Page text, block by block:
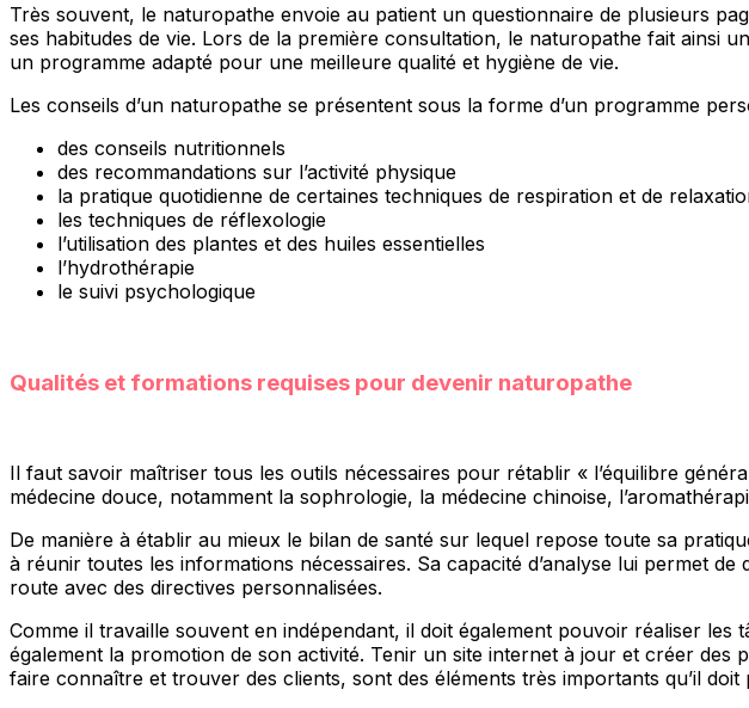
Très souvent, le naturopathe envoie au patient un questionnaire de plusieurs
ses habitudes de vie. Lors de la première consultation, le naturopathe fait ainsi
un programme adapté pour une meilleure qualité et hygiène de vie.
Les conseils d’un naturopathe se présentent sous la forme d’un programme
des conseils nutritionnels
des recommandations sur l’activité physique
la pratique quotidienne de certaines techniques de respiration et de
les techniques de réflexologie
l’utilisation des plantes et des huiles essentielles
l’hydrothérapie
le suivi psychologique
Qualités et formations requises pour devenir naturopathe
Il faut savoir maîtriser tous les outils nécessaires pour rétablir « l’équilibre
médecine douce, notamment la sophrologie, la médecine chinoise,
De manière à établir au mieux le bilan de santé sur lequel repose toute sa
à réunir toutes les informations nécessaires. Sa capacité d’analyse lui permet
route avec des directives personnalisées.
Comme il travaille souvent en indépendant, il doit également pouvoir réaliser
également la promotion de son activité. Tenir un site internet à jour et créer
faire connaître et trouver des clients, sont des éléments très importants qu’il